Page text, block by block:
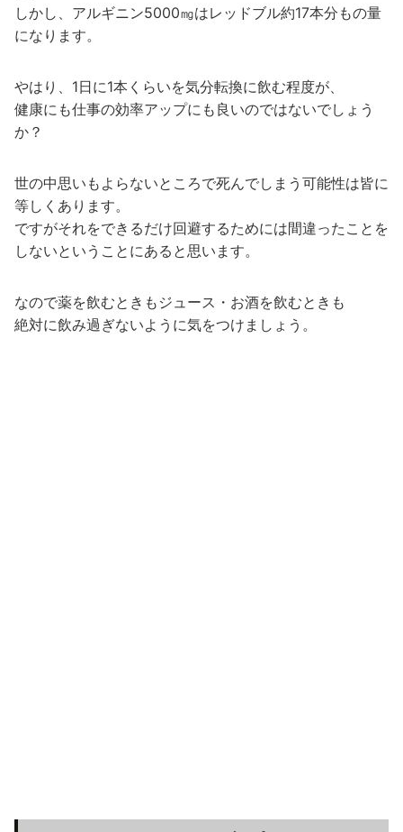
しかし、アルギニン5000㎎はレッドブル約17本分もの量
になります。
やはり、1日に1本くらいを気分転換に飲む程度が、
健康にも仕事の効率アップにも良いのではないでしょう
か？
世の中思いもよらないところで死んでしまう可能性は皆に
等しくあります。
ですがそれをできるだけ回避するためには間違ったことを
しないということにあると思います。
なので薬を飲むときもジュース・お酒を飲むときも
絶対に飲み過ぎないように気をつけましょう。